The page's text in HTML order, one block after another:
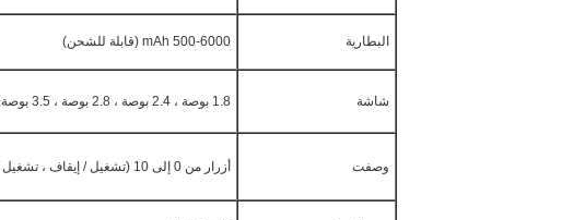
البطارية 500-6000 mAh (قابلة للشحن)
شاشة 1.8 بوصة ، 2.4 بوصة ، 2.8 بوصة ، 3.5 بوصة ، 4.3 بوصة ، 5 بوصة ، 7 بوصة و 10 بوصة.
وصفت أزرار من 0 إلى 10 (تشغيل / إيقاف ، تشغيل / إيقاف مؤقت واختيار الفيديو وما إلى ذلك)